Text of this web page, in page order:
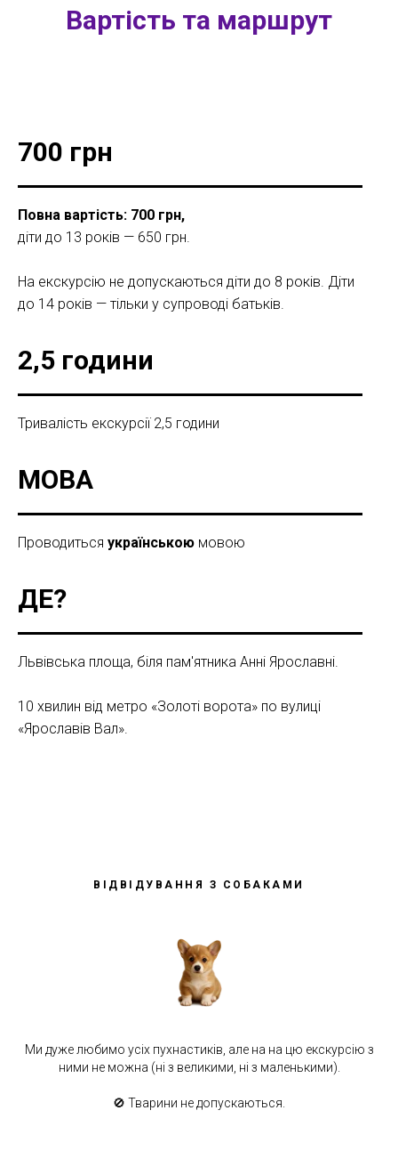
Вартість та маршрут
700 грн
Повна вартість: 700 грн,
діти до 13 років — 650 грн.
На екскурсію не допускаються діти до 8 років. Діти
до 14 років — тільки у супроводі батьків.
2,5 години
Тривалість екскурсії 2,5 години
МОВА
Проводиться українською мовою
ДЕ?
Львівська площа, біля пам'ятника Анні Ярославні.
10 хвилин від метро «Золоті ворота» по вулиці
«Ярославів Вал».
ВІДВІДУВАННЯ З СОБАКАМИ
Ми дуже любимо усіх пухнастиків, але на на цю екскурсію з
ними не можна (ні з великими, ні з маленькими).
🚫 Тварини не допускаються.